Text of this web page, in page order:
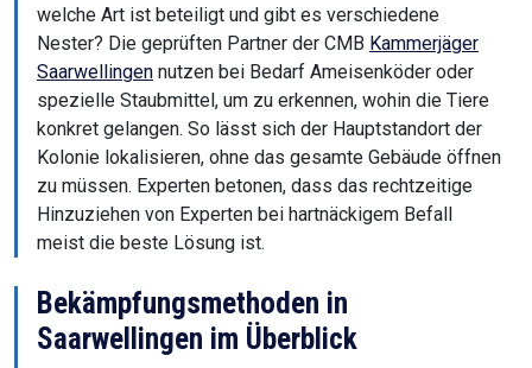
welche Art ist beteiligt und gibt es verschiedene
Nester? Die geprüften Partner der CMB Kammerjäger
Saarwellingen nutzen bei Bedarf Ameisenköder oder
spezielle Staubmittel, um zu erkennen, wohin die Tiere
konkret gelangen. So lässt sich der Hauptstandort der
Kolonie lokalisieren, ohne das gesamte Gebäude öffnen
zu müssen. Experten betonen, dass das rechtzeitige
Hinzuziehen von Experten bei hartnäckigem Befall
meist die beste Lösung ist.
Bekämpfungsmethoden in
Saarwellingen im Überblick